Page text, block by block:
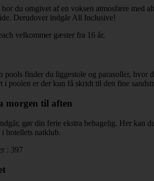
du omgivet af en voksen atmosfære med
Derudover indgår All Inclusive!
velkommer gæster fra 16 år.
pools finder du liggestole og parasoller,
i poolen er der kun få skridt til den fine
morgen til aften
gør din ferie ekstra behagelig. Her kan
hotellets natklub.
: 397